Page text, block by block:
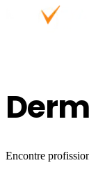
Encontre